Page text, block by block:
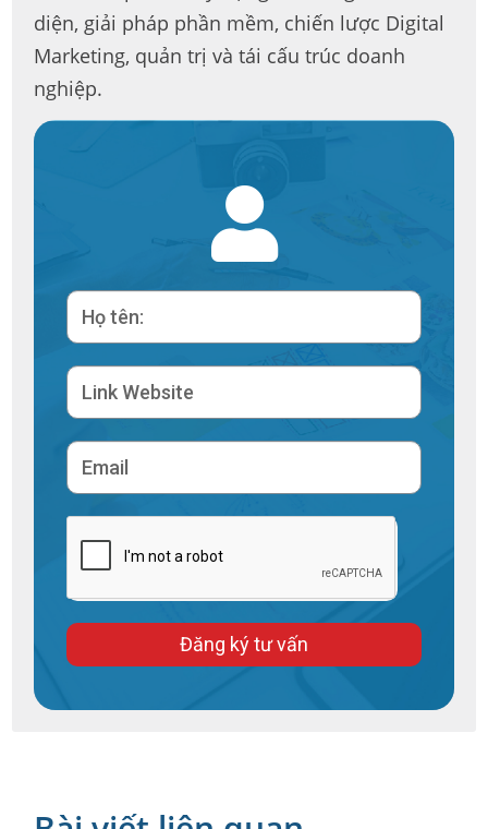
diện, giải pháp phần mềm, chiến lược Digital
Marketing, quản trị và tái cấu trúc doanh
nghiệp.
Đăng ký tư vấn